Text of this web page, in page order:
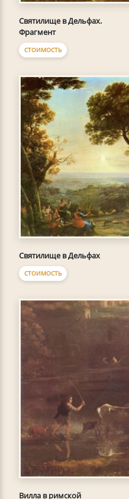
Святилище в Дельфах.
Фрагмент
СТОИМОСТЬ
Святилище в Дельфах
СТОИМОСТЬ
Вилла в римской